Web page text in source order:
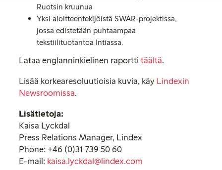
Ruotsin kruunua
Yksi aloitteentekijöistä SWAR-projektissa,
jossa edistetään puhtaampaa
tekstiilituotantoa Intiassa.
Lataa englanninkielinen raportti täältä.
Lisää korkearesoluutioisia kuvia, käy Lindexin
Newsroomissa.
Lisätietoja:
Kaisa Lyckdal
Press Relations Manager, Lindex
Phone: +46 (0)31 739 50 60
E-mail: kaisa.lyckdal@lindex.com